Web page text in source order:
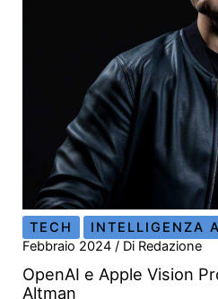
TECH INTELLIGENZA
Febbraio 2024/ Di Redazione
OpenAI e Apple Vision
Altman